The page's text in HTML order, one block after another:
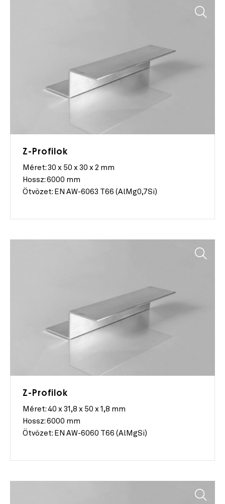
Z-Profilok
Méret: 30 x 50 x 30 x 2 mm
Hossz: 6000 mm
Ötvözet: EN AW-6063 T66 (AlMg0,7Si)
Z-Profilok
Méret: 40 x 31,8 x 50 x 1,8 mm
Hossz: 6000 mm
Ötvözet: EN AW-6060 T66 (AlMgSi)